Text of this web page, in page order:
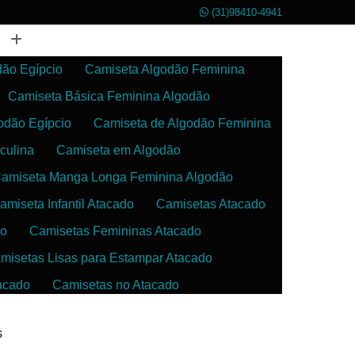
(31)98410-4941
Egípcio
Camiseta Algodão Feminina
Camiseta Básica Feminina Algodão
Egípcio
Camiseta de Algodão Feminina
Camiseta em Algodão
Manga Longa Feminina Algodão
Infantil Atacado
Camisetas Atacado
Camisetas Femininas Atacado
Lisas para Estampar Atacado
Camisetas no Atacado